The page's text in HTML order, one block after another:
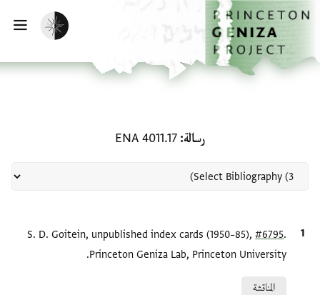
إلى المحتوى الرئيسي
الرئيسية
تفعيل الوضع المظلم
رسالة ENA 4011.17
الاقتباس المرجعيS. D. Goitein, unpublished index cards (1950–85),#6795
Princeton Geniza Lab, Princeton University.
المناقشة